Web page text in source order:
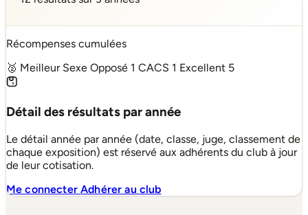
Récompenses cumulées
🥈 Meilleur Sexe Opposé 1 CACS 1 Excellent 5
Détail des résultats par année
Le détail année par année (date, classe, juge, classement de
chaque exposition) est réservé aux adhérents du club à jour
de leur cotisation.
Me connecterAdhérer au club